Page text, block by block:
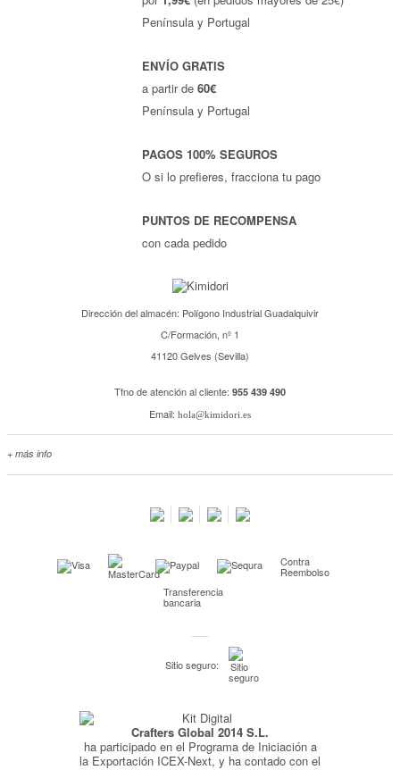
Península y Portugal
ENVÍO GRATIS
a partir de60€
Península y Portugal
PAGOS 100% SEGUROS
O si lo prefieres, fracciona tu pago
PUNTOS DE RECOMPENSA
con cada pedido
Dirección del almacén: Polígono Industrial Guadalquivir
C/Formación, nº 1
41120 Gelves (Sevilla)
Tfno de atención al cliente: 955 439 490
Email: hola@kimidori.es
+ más info
Kimidori PRINT, nuestro servicio de impresión de fotos
Pago seguro y financiación
Condiciones generales de Compra
Contra
Reembolso
Transferencia
bancaria
Sitio seguro:
Crafters Global 2014 S.L.
ha participado en el Programa de Iniciación a
la Exportación ICEX-Next, y ha contado con el